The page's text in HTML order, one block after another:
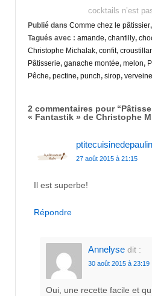
cocktails n’est
Publié dans Comme chez le pâtissier,
Tagués avec : amande, chantilly,
Christophe Michalak, confit,
Pâtisserie, ganache montée, melon,
Pêche, pectine, punch, sirop, verveine
2 commentaires pour “
« Fantastik » de Christophe
27 août 2015 à 21:15
Il est superbe!
Répondre
Annelyse dit :
30 août 2015 à 23:19
Oui, une recette facile et